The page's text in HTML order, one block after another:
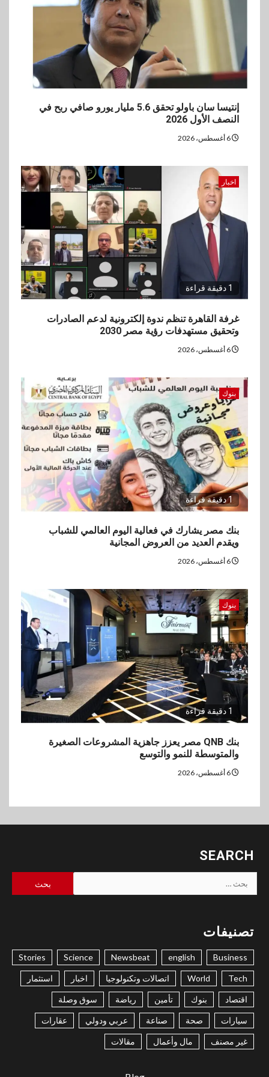
بنوك
بنك مصر يشارك في فعالية اليوم
العالمي للشباب ويقدم العديد من
العروض المجانية
4
بنوك
بنك QNB مصر يعزز جاهزية
المشروعات الصغيرة والمتوسطة
للنمو والتوسع
5
فيكسد مصر و”حلول” تتشاركان
في تطوير أول منصة للسياحة
الصحية في مصر والشرق الأوسط
وأفريقيا Tour4Cure
إنتيسا سان باولو تحقق 5.6 مليار يورو صافي ربح في
النصف الأول 2026
اخبار
1 دقيقة قراءة
غرفة القاهرة تنظم ندوة إلكترونية لدعم الصادرات
وتحقيق مستهدفات رؤية مصر 2030
بنوك
1 دقيقة قراءة
بنك مصر يشارك في فعالية اليوم العالمي للشباب
ويقدم العديد من العروض المجانية
بنوك
1 دقيقة قراءة
بنك QNB مصر يعزز جاهزية المشروعات الصغيرة
والمتوسطة للنمو والتوسع
SEARCH
البحث
عن:
تصنيفات
Business
english
Newsbeat
Science
Stories
Tech
World اتصالات وتكنولوجيا اخبار استثمار
اقتصاد بنوك تأمين رياضة سوق وصلة
سيارات صحة صناعة عربي ودولي عقارات
غير مصنف مال وأعمال مقالات